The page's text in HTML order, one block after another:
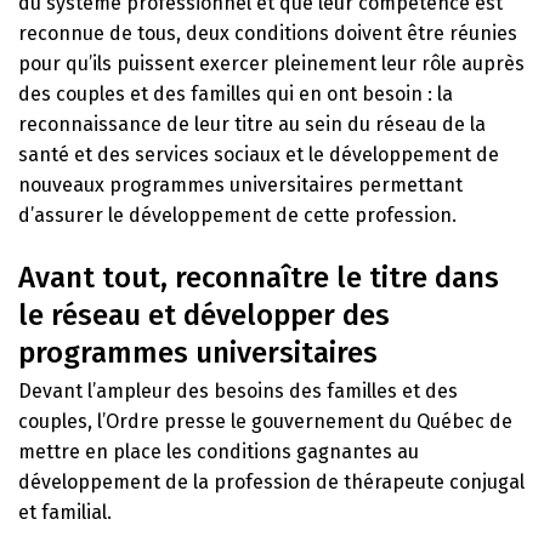
reconnue de tous, deux conditions doivent être réunies
pour qu’ils puissent exercer pleinement leur rôle auprès
des couples et des familles qui en ont besoin : la
reconnaissance de leur titre au sein du réseau de la
santé et des services sociaux et le développement de
nouveaux programmes universitaires permettant
d’assurer le développement de cette profession.
Avant tout, reconnaître le titre dans
le réseau et développer des
programmes universitaires
Devant l’ampleur des besoins des familles et des
couples, l’Ordre presse le gouvernement du Québec de
mettre en place les conditions gagnantes au
développement de la profession de thérapeute conjugal
et familial.